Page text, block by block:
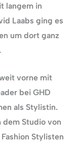
langem in
Laabs ging es
um dort ganz
vorne mit
bei GHD
als Stylistin.
Studio von
Stylisten